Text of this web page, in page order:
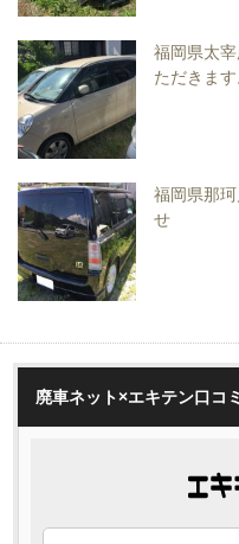
福岡県太
ただきま
福岡県那
せ
廃車ネット×エキテン口コミ